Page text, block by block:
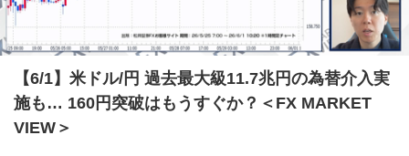
【6/1】米ドル/円 過去最大級11.7兆円の為替介入実
施も… 160円突破はもうすぐか？＜FX MARKET
VIEW＞